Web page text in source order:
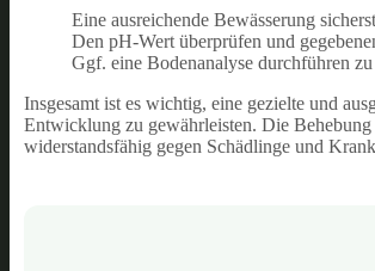
Eine ausreichende Bewässerung
Den pH-Wert überprüfen und
Ggf. eine Bodenanalyse durchführen
Insgesamt ist es wichtig, eine gezielte und
Entwicklung zu gewährleisten. Die
widerstandsfähig gegen Schädlinge und